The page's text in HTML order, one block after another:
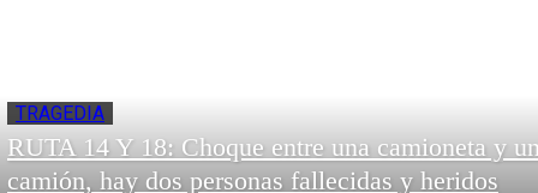
TRAGEDIA
RUTA 14 Y 18: Choque entre una camioneta y
camión, hay dos personas fallecidas y heridos